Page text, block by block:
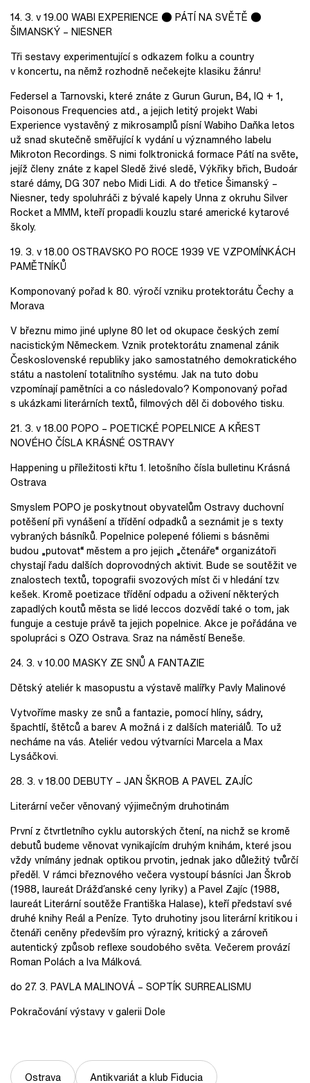
14. 3. v 19.00 WABI EXPERIENCE ● PÁTÍ NA SVĚTĚ ●
ŠIMANSKÝ – NIESNER
Tři sestavy experimentující s odkazem folku a country
v koncertu, na němž rozhodně nečekejte klasiku žánru!
Federsel a Tarnovski, které znáte z Gurun Gurun, B4, IQ + 1,
Poisonous Frequencies atd., a jejich letitý projekt Wabi
Experience vystavěný z mikrosamplů písní Wabiho Daňka letos
už snad skutečně směřující k vydání u významného labelu
Mikroton Recordings. S nimi folktronická formace Pátí na světe,
jejíž členy znáte z kapel Sledě živé sledě, Výkřiky břich, Budoár
staré dámy, DG 307 nebo Midi Lidi. A do třetice Šimanský –
Niesner, tedy spoluhráči z bývalé kapely Unna z okruhu Silver
Rocket a MMM, kteří propadli kouzlu staré americké kytarové
školy.
19. 3. v 18.00 OSTRAVSKO PO ROCE 1939 VE VZPOMÍNKÁCH
PAMĚTNÍKŮ
Komponovaný pořad k 80. výročí vzniku protektorátu Čechy a
Morava
V březnu mimo jiné uplyne 80 let od okupace českých zemí
nacistickým Německem. Vznik protektorátu znamenal zánik
Československé republiky jako samostatného demokratického
státu a nastolení totalitního systému. Jak na tuto dobu
vzpomínají pamětníci a co následovalo? Komponovaný pořad
s ukázkami literárních textů, filmových děl či dobového tisku.
21. 3. v 18.00 POPO – POETICKÉ POPELNICE A KŘEST
NOVÉHO ČÍSLA KRÁSNÉ OSTRAVY
Happening u příležitosti křtu 1. letošního čísla bulletinu Krásná
Ostrava
Smyslem POPO je poskytnout obyvatelům Ostravy duchovní
potěšení při vynášení a třídění odpadků a seznámit je s texty
vybraných básníků. Popelnice polepené fóliemi s básněmi
budou „putovat“ městem a pro jejich „čtenáře“ organizátoři
chystají řadu dalších doprovodných aktivit. Bude se soutěžit ve
znalostech textů, topografii svozových míst či v hledání tzv.
kešek. Kromě poetizace třídění odpadu a oživení některých
zapadlých koutů města se lidé leccos dozvědí také o tom, jak
funguje a cestuje právě ta jejich popelnice. Akce je pořádána ve
spolupráci s OZO Ostrava. Sraz na náměstí Beneše.
24. 3. v 10.00 MASKY ZE SNŮ A FANTAZIE
Dětský ateliér k masopustu a výstavě malířky Pavly Malinové
Vytvoříme masky ze snů a fantazie, pomocí hlíny, sádry,
špachtlí, štětců a barev. A možná i z dalších materiálů. To už
necháme na vás. Ateliér vedou výtvarníci Marcela a Max
Lysáčkovi.
28. 3. v 18.00 DEBUTY – JAN ŠKROB A PAVEL ZAJÍC
Literární večer věnovaný výjimečným druhotinám
První z čtvrtletního cyklu autorských čtení, na nichž se kromě
debutů budeme věnovat vynikajícím druhým knihám, které jsou
vždy vnímány jednak optikou prvotin, jednak jako důležitý tvůrčí
předěl. V rámci březnového večera vystoupí básníci Jan Škrob
(1988, laureát Drážďanské ceny lyriky) a Pavel Zajíc (1988,
laureát Literární soutěže Františka Halase), kteří představí své
druhé knihy Reál a Peníze. Tyto druhotiny jsou literární kritikou i
čtenáři ceněny především pro výrazný, kritický a zároveň
autentický způsob reflexe soudobého světa. Večerem provází
Roman Polách a Iva Málková.
do 27. 3. PAVLA MALINOVÁ – SOPTÍK SURREALISMU
Pokračování výstavy v galerii Dole
Ostrava Antikvariát a klub Fiducia